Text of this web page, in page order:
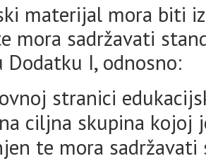
materijal mora biti
mora sadržavati
Dodatku I, odnosno:
stranici
ciljna skupina kojoj
te mora sadržavati